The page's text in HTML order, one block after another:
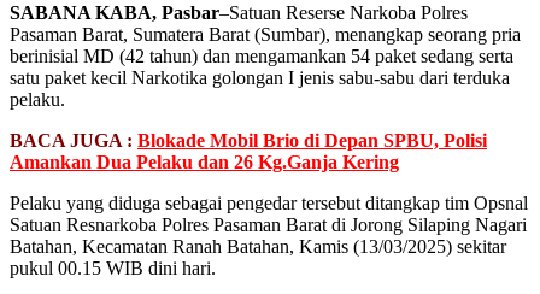
SABANA KABA, Pasbar–Satuan Reserse Narkoba Polres
Pasaman Barat, Sumatera Barat (Sumbar), menangkap seorang pria
berinisial MD (42 tahun) dan mengamankan 54 paket sedang serta
satu paket kecil Narkotika golongan I jenis sabu-sabu dari terduka
pelaku.
BACA JUGA : Blokade Mobil Brio di Depan SPBU, Polisi
Amankan Dua Pelaku dan 26 Kg.Ganja Kering
Pelaku yang diduga sebagai pengedar tersebut ditangkap tim Opsnal
Satuan Resnarkoba Polres Pasaman Barat di Jorong Silaping Nagari
Batahan, Kecamatan Ranah Batahan, Kamis (13/03/2025) sekitar
pukul 00.15 WIB dini hari.